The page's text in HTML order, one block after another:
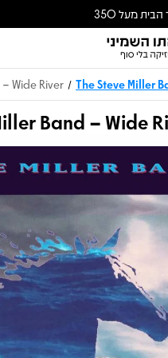
משלוח חינם עד הבית מעל 350
The Steve Miller
/
Wide River
Band – Wide